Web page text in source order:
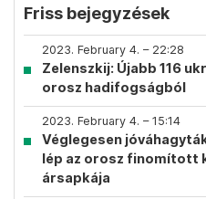
Friss bejegyzések
2023. February 4. – 22:28
Zelenszkij: Újabb 116
orosz hadifogságból
2023. February 4. – 15:14
Véglegesen
lép az orosz finomított
ársapkája